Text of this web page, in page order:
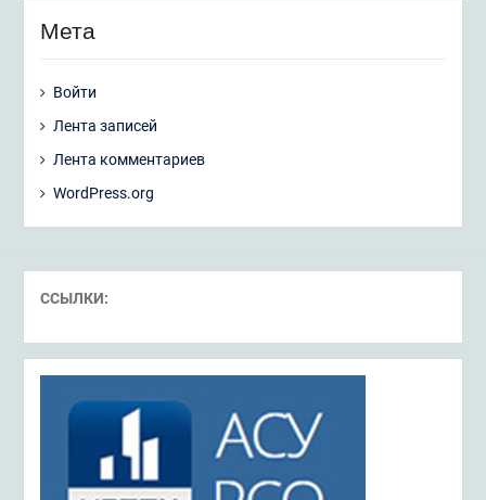
Мета
Войти
Лента записей
Лента комментариев
WordPress.org
ССЫЛКИ: